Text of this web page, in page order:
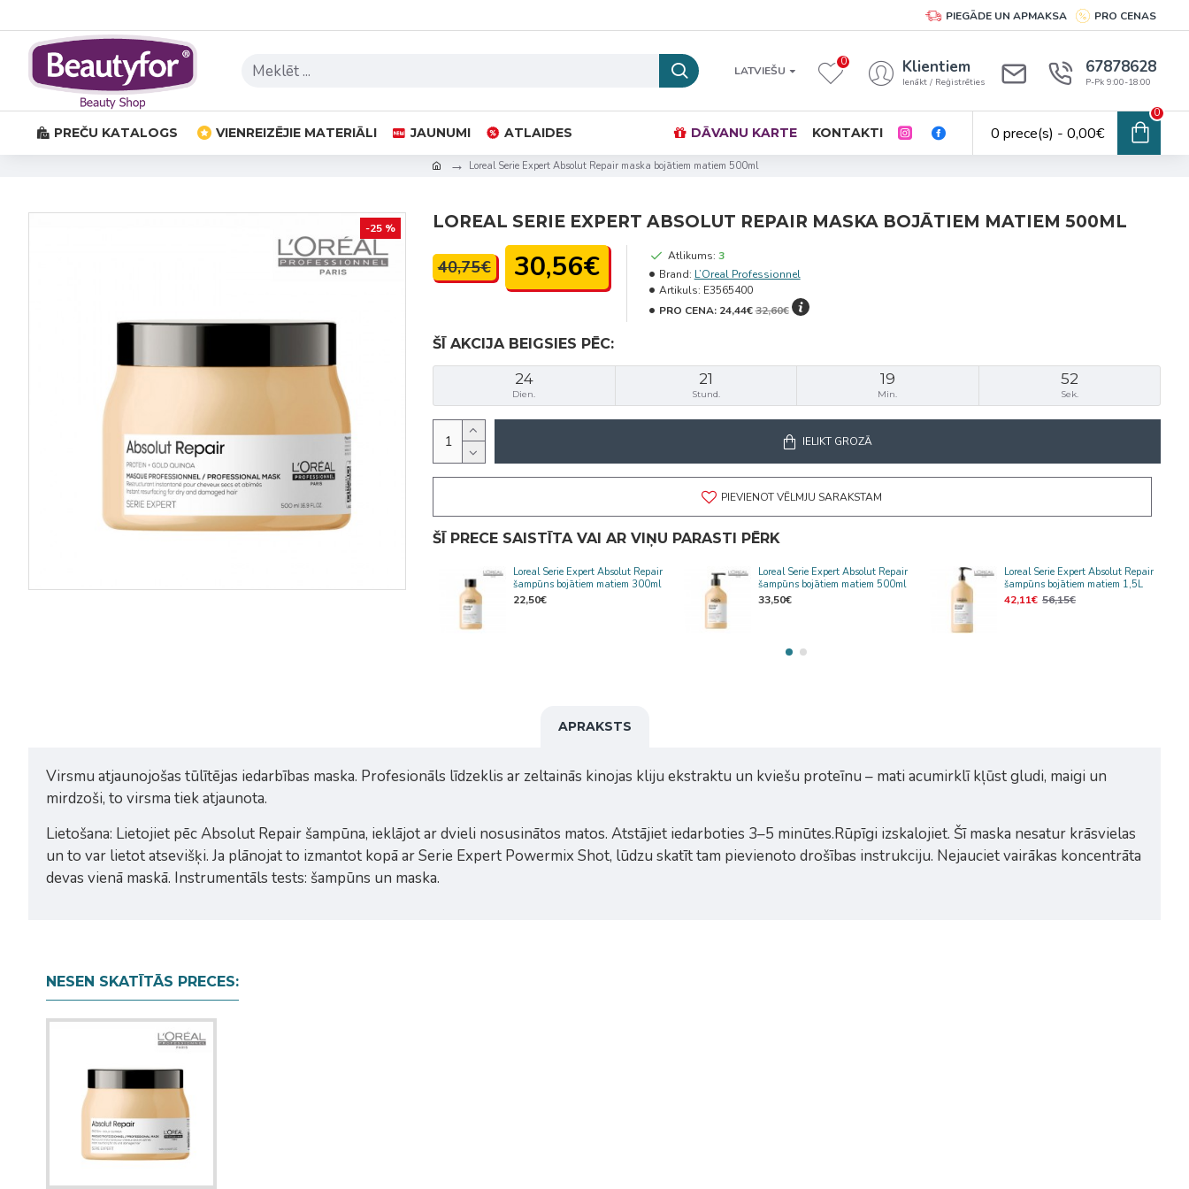
PIEGĀDE UN APMAKSA PRO CENAS
LATVIEŠU
0 Klientiem
Ienākt / Reģistrēties
67878628
P-Pk 9:00-18:00
PREČU KATALOGS VIENREIZĒJIE MATERIĀLI JAUNUMI ATLAIDES DĀVANU KARTE KONTAKTI 0 prece(s) - 0,00€
0
Loreal Serie Expert Absolut Repair maska bojātiem matiem 500ml
-25 % LOREAL SERIE EXPERT ABSOLUT REPAIR MASKA BOJĀTIEM MATIEM 500ML
ŠĪ AKCIJA BEIGSIES PĒC:
24
Dien.
21
Stund.
19
Min.
52
Sek.
40,75€ 30,56€ Atlikums: 3
Brand: L’Oreal Professionnel
Artikuls: E3565400
PRO CENA: 24,44€32,60€
IELIKT GROZĀ
PIEVIENOT VĒLMJU SARAKSTAM
ŠĪ PRECE SAISTĪTA VAI AR VIŅU PARASTI PĒRK
Loreal Serie Expert Absolut Repair
šampūns bojātiem matiem 300ml
22,50€
Loreal Serie Expert Absolut Repair
šampūns bojātiem matiem 500ml
33,50€
Loreal Serie Expert Absolut Repair
šampūns bojātiem matiem 1,5L
42,11€ 56,15€
APRAKSTS
Virsmu atjaunojošas tūlītējas iedarbības maska. Profesionāls līdzeklis ar zeltainās kinojas kliju ekstraktu un kviešu proteīnu – mati acumirklī kļūst gludi, maigi un
mirdzoši, to virsma tiek atjaunota.
Lietošana: Lietojiet pēc Absolut Repair šampūna, ieklājot ar dvieli nosusinātos matos. Atstājiet iedarboties 3–5 minūtes.Rūpīgi izskalojiet. Šī maska nesatur krāsvielas
un to var lietot atsevišķi. Ja plānojat to izmantot kopā ar Serie Expert Powermix Shot, lūdzu skatīt tam pievienoto drošības instrukciju. Nejauciet vairākas koncentrāta
devas vienā maskā. Instrumentāls tests: šampūns un maska.
NESEN SKATĪTĀS PRECES: